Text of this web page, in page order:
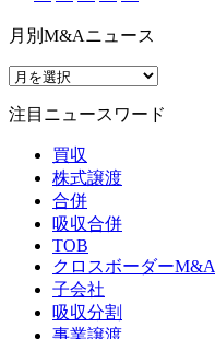
月別M&Aニュース
注目ニュースワード
買収
株式譲渡
合併
吸収合併
TOB
クロスボーダーM&A
子会社
吸収分割